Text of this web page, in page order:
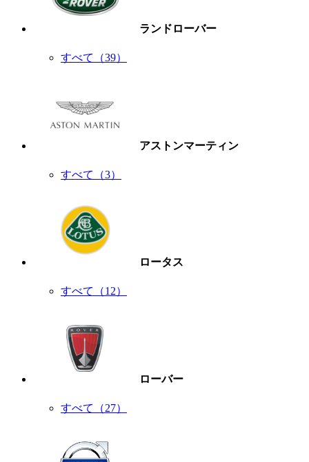
ランドローバー
すべて（39）
アストンマーティン
すべて（3）
ロータス
すべて（12）
ローバー
すべて（27）